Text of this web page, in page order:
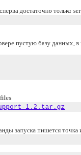
достаточно только
пустую базу данных,
1.2.tar.gz
запуска пишется точка